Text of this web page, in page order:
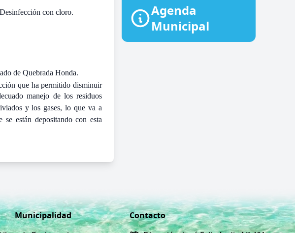
con cloro.
de Quebrada Honda.
que ha permitido disminuir
manejo de los residuos
y los gases, lo que va a
están depositando con esta
Agenda
Municipal
Municipalidad
Contacto